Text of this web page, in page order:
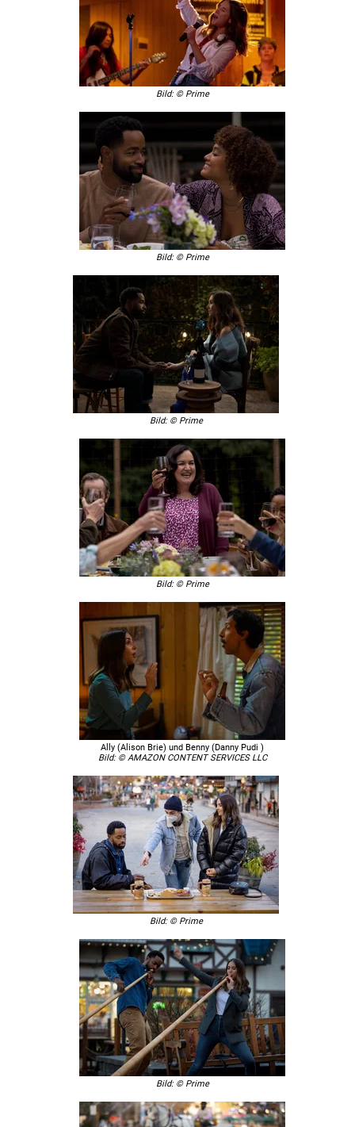
Bild: © Prime
Bild: © Prime
Bild: © Prime
Bild: © Prime
Ally (Alison Brie) und Benny (Danny Pudi )
Bild: © AMAZON CONTENT SERVICES LLC
Bild: © Prime
Bild: © Prime